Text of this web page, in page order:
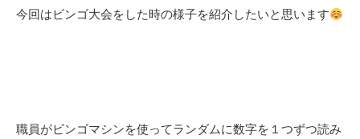
今回はビンゴ大会をした時の様子を紹介したいと思います
職員がビンゴマシンを使ってランダムに数字を１つずつ読み